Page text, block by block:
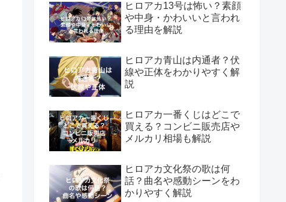
ヒロアカ13号は怖い？素顔
や中身・かわいいと言われ
る理由を解説
ヒロアカ青山は内通者？伏
線や正体をわかりやすく解
説
ヒロアカ一番くじはどこで
買える？コンビニ販売店や
メルカリ相場も解説
ヒロアカ文化祭の歌は何
話？曲名や感動シーンをわ
かりやすく解説